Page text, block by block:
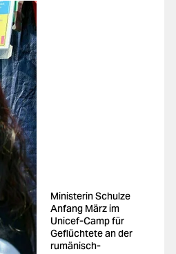
Ministerin Schulze
Anfang März im
Unicef-Camp für
Geflüchtete an der
rumänisch-